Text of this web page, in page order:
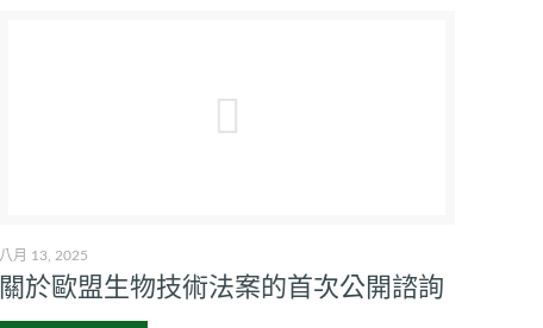
八月 13, 2025
關於歐盟生物技術法案的首次公開諮詢